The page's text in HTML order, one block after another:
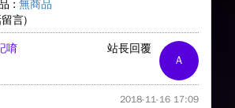
: 無商品
言)
A
站長回覆
唷
2018-11-16 17:09